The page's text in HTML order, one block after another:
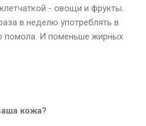
- овощи и фрукты.
в неделю употреблять в
помола. И поменьше жирных
кожа?